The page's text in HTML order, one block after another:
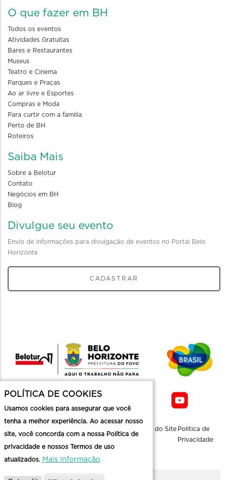
O que fazer em BH
Todos os eventos
Atividades Gratuitas
Bares e Restaurantes
Museus
Teatro e Cinema
Parques e Praças
Ao ar livre e Esportes
Compras e Moda
Para curtir com a familia
Perto de BH
Roteiros
Saiba Mais
Sobre a Belotur
Contato
Negócios em BH
Blog
Divulgue seu evento
Envio de informações para divulgação de eventos no Portal Belo
Horizonte
CADASTRAR
Mapa do Site Politica de
Privacidade
POLÍTICA DE COOKIES
Usamos cookies para assegurar que você
tenha a melhor experiência. Ao acessar nosso
site, você concorda com a nossa Política de
privacidade e nossos Termos de uso
atualizados. Mais informação